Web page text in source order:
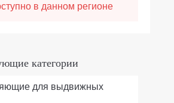
в данном регионе
категории
для выдвижных